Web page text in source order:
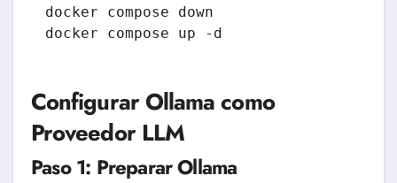
docker compose down
Configurar Ollama como
Proveedor LLM
Paso 1: Preparar Ollama